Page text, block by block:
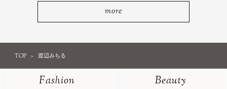
more
TOP 渡辺みちる
Fashion
Beauty